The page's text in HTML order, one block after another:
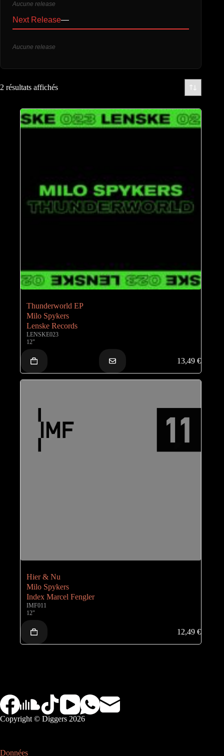
Aucune release
Next Release—
Aucune release
2 résultats affichés
Thunderworld EP
Milo Spykers
Lenske Records
LENSKE023
12"
13,49€
Hier & Nu
Milo Spykers
Index Marcel Fengler
IMF011
12"
12,49€
Copyright © Diggers 2026
Données